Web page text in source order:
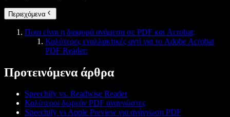
Περιεχόμενα
Ποια είναι η διαφορά ανάμεσα σε PDF και Acrobat;
Καλύτερες εναλλακτικές αντί για το Adobe Acrobat
PDF Reader:
Προτεινόμενα άρθρα
Speechify vs. Readwise Reader
Καλύτεροι δωρεάν PDF αναγνώστες
Speechify vs Apple Preview για ανάγνωση PDF